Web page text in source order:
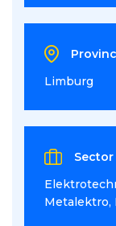
Limburg
Sector
Metalektro